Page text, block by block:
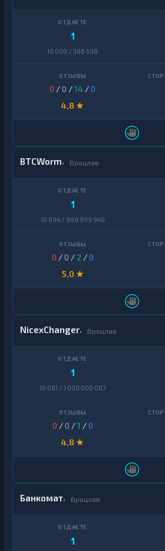
1
10 000 / 386 598
0 / 0 /14 /0
4,8 ★
BTCWorm Вроцлав
1
10 094 / 999 999 940
0 / 0 / 2 /0
5,0 ★
NicexChanger Вроцлав
1
10 081 / 1 000 000 087
0 / 0 /1 /0
4,8 ★
Банкомат Вроцлав
1
TrueUSD2
VeChain1
Yearn
Zcash1